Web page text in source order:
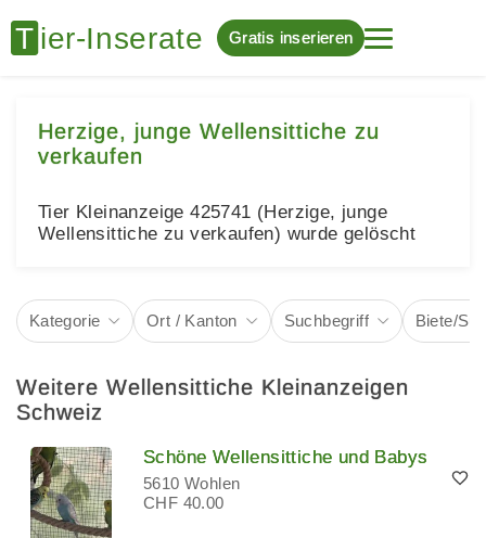
Gratis inserieren
Herzige, junge Wellensittiche zu
verkaufen
Tier Kleinanzeige 425741 (Herzige, junge
Wellensittiche zu verkaufen) wurde gelöscht
Kategorie Ort / Kanton Suchbegriff Biete/
Weitere Wellensittiche Kleinanzeigen
Schweiz
Schöne Wellensittiche und Babys
5610 Wohlen
CHF 40.00